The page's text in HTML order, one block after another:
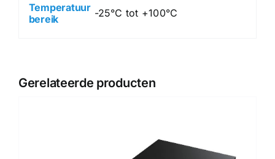
Temperatuur
bereik
-25°C tot +100°C
Gerelateerde producten